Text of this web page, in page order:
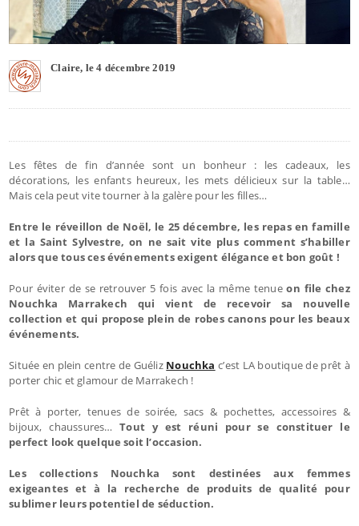
Claire, le 4 décembre 2019
Les fêtes de fin d’année sont un bonheur : les cadeaux, les
décorations, les enfants heureux, les mets délicieux sur la table…
Mais cela peut vite tourner à la galère pour les filles…
Entre le réveillon de Noël, le 25 décembre, les repas en famille
et la Saint Sylvestre, on ne sait vite plus comment s’habiller
alors que tous ces événements exigent élégance et bon goût !
Pour éviter de se retrouver 5 fois avec la même tenueon file chez
Nouchka Marrakech qui vient de recevoir sa nouvelle
collection et qui propose plein de robes canons pour les beaux
événements.
Située en plein centre de Guéliz Nouchka c’est LA boutique de prêt à
porter chic et glamour de Marrakech !
Prêt à porter, tenues de soirée, sacs & pochettes, accessoires &
bijoux, chaussures…Tout y est réuni pour se constituer le
perfect look quelque soit l’occasion.
Les collections Nouchka sont destinées aux femmes
exigeantes et à la recherche de produits de qualité pour
sublimer leurs potentiel de séduction.